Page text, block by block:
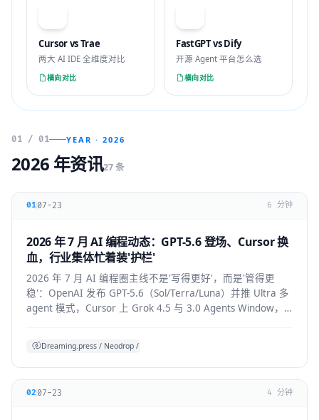
Cursor vs Trae
两大 AI IDE 全维度对比
横向对比
FastGPT vs Dify
开源 Agent 平台怎么选
横向对比
01 / 01 YEAR · 2026
2026 年资讯27 条
0107-23 6 分钟
2026 年 7 月 AI 编程动态：GPT-5.6 登场、Cursor 换
血，行业集体忙着装'护栏'
2026 年 7 月 AI 编程圈主线不是'写得更好'，而是'管得更
稳'：OpenAI 发布 GPT-5.6（Sol/Terra/Luna）并推 Ultra 多
agent 模式，Cursor 上 Grok 4.5 与 3.0 Agents Window，
Dreaming.press / Neodrop / SDD 综合
02 07-23 4 分钟